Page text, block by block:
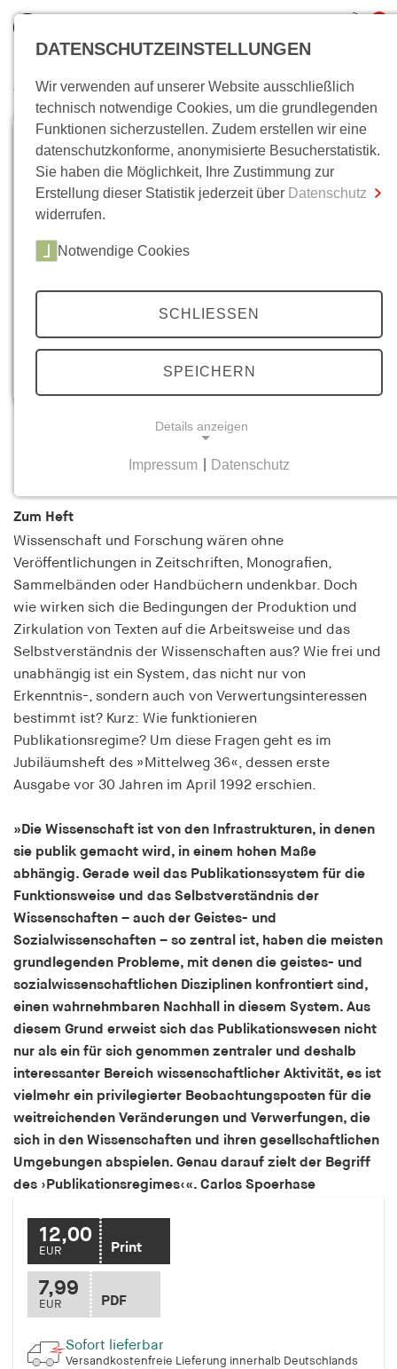
inkl. MwSt.
0,00 €
Zum Warenkorb Zur Kasse
Wo bin ich?
Publikationsregime
Heft 2 April/Mai 2022
Zum Heft
Wissenschaft und Forschung wären ohne
Veröffentlichungen in Zeitschriften, Monografien,
Sammelbänden oder Handbüchern undenkbar. Doch
wie wirken sich die Bedingungen der Produktion und
Zirkulation von Texten auf die Arbeitsweise und das
Selbstverständnis der Wissenschaften aus? Wie frei und
unabhängig ist ein System, das nicht nur von
Erkenntnis-, sondern auch von Verwertungsinteressen
bestimmt ist? Kurz: Wie funktionieren
Publikationsregime? Um diese Fragen geht es im
Jubiläumsheft des »Mittelweg 36«, dessen erste
Ausgabe vor 30 Jahren im April 1992 erschien.
»Die Wissenschaft ist von den Infrastrukturen, in denen
sie publik gemacht wird, in einem hohen Maße
abhängig. Gerade weil das Publikationssystem für die
Funktionsweise und das Selbstverständnis der
Wissenschaften – auch der Geistes- und
Sozialwissenschaften – so zentral ist, haben die meisten
grundlegenden Probleme, mit denen die geistes- und
sozialwissenschaftlichen Disziplinen konfrontiert sind,
einen wahrnehmbaren Nachhall in diesem System. Aus
diesem Grund erweist sich das Publikationswesen nicht
nur als ein für sich genommen zentraler und deshalb
interessanter Bereich wissenschaftlicher Aktivität, es ist
vielmehr ein privilegierter Beobachtungsposten für die
weitreichenden Veränderungen und Verwerfungen, die
sich in den Wissenschaften und ihren gesellschaftlichen
Umgebungen abspielen. Genau darauf zielt der Begriff
des ›Publikationsregimes‹«. Carlos Spoerhase
12,00
EUR Print
7,99
EUR PDF
Sofort lieferbar
Versandkostenfreie Lieferung innerhalb Deutschlands
DATENSCHUTZEINSTELLUNGEN
Wir verwenden auf unserer Website ausschließlich
technisch notwendige Cookies, um die grundlegenden
Funktionen sicherzustellen. Zudem erstellen wir eine
datenschutzkonforme, anonymisierte Besucherstatistik.
Sie haben die Möglichkeit, Ihre Zustimmung zur
Erstellung dieser Statistik jederzeit über Datenschutz
widerrufen.
Notwendige Cookies
SCHLIESSEN
SPEICHERN
Details anzeigen
nutzbar zu machen, indem sie Grundfunktionen
wie Seitennavigation und Zugriff auf sichere
Bereiche der Webseite ermöglichen. Die Webseite
kann ohne diese Cookies nicht richtig
funktionieren.
cookie_consent
Name:
Anbieter:
hamburger-edition.de
für Cookies auf der aktuellen Domäne.
Cookie Laufzeit:
1 Jahr
fe_typo_user
Name:
fe_typo_user
Anbieter:
hamburger-edition.de
Cookie Laufzeit:
Sitzung
fonts_loaded
Name:
Anbieter:
hamburger-edition.de
Cookie Laufzeit:
7 Tage
Impressum Datenschutz